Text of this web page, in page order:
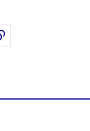
par email